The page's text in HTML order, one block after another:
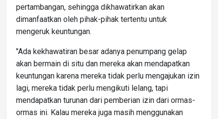
pertambangan, sehingga dikhawatirkan akan
dimanfaatkan oleh pihak-pihak tertentu untuk
mengeruk keuntungan.
"Ada kekhawatiran besar adanya penumpang gelap
akan bermain di situ dan mereka akan mendapatkan
keuntungan karena mereka tidak perlu mengajukan izin
lagi, mereka tidak perlu mengikuti lelang, tapi
mendapatkan turunan dari pemberian izin dari ormas-
ormas ini. Kalau mereka juga masih menggunakan